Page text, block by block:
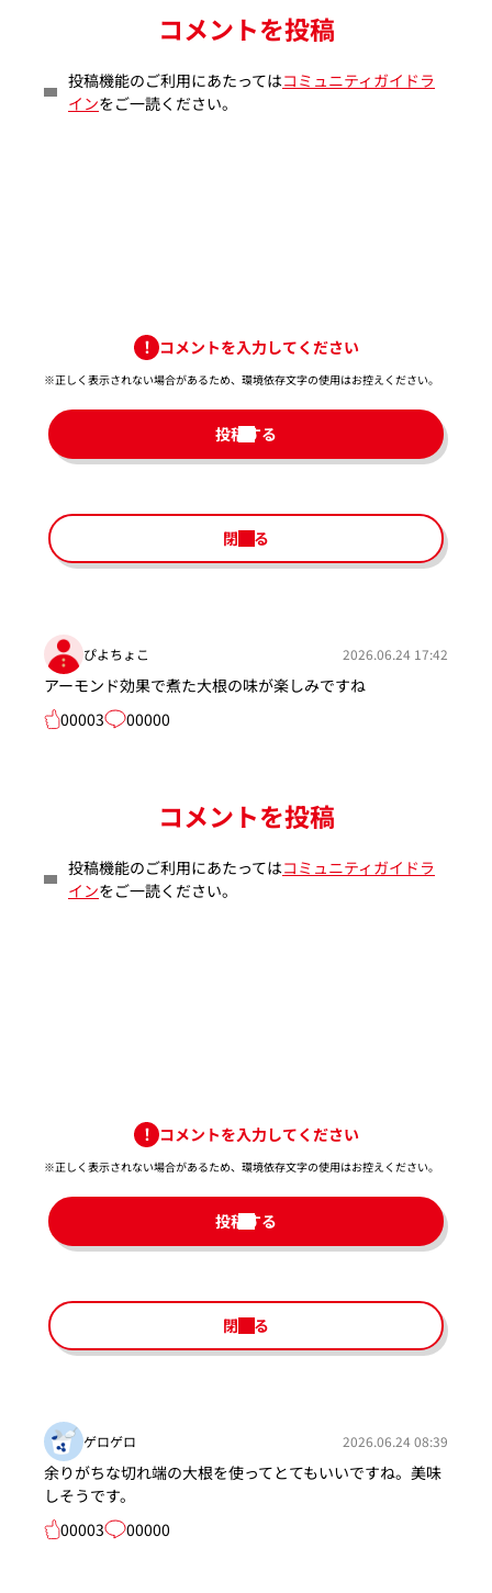
コメントを投稿
投稿機能のご利用にあたってはコミュニティガイドラ
インをご一読ください。
コメントを入力してください
※正しく表示されない場合があるため、環境依存文字の使用はお控えください。​
投稿する
閉じる
ぴよちょこ 2026.06.24 17:42
アーモンド効果で煮た大根の味が楽しみですね
00003
00000
コメントを投稿
投稿機能のご利用にあたってはコミュニティガイドラ
インをご一読ください。
コメントを入力してください
※正しく表示されない場合があるため、環境依存文字の使用はお控えください。​
投稿する
閉じる
ゲロゲロ 2026.06.24 08:39
余りがちな切れ端の大根を使ってとてもいいですね。美味
しそうです。
00003
00000